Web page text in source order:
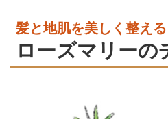
髪と地肌を美しく整える
ローズマリーの